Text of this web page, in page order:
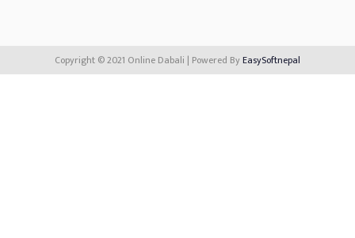
Copyright © 2021 Online Dabali | Powered ByEasySoftnepal